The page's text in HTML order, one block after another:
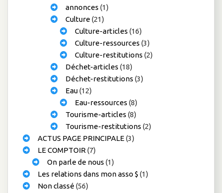
annonces (1)
Culture(21)
Culture-articles (16)
Culture-ressources (3)
Culture-restitutions (2)
Déchet-articles (18)
Déchet-restitutions (3)
Eau(12)
Eau-ressources (8)
Tourisme-articles (8)
Tourisme-restitutions (2)
ACTUS PAGE PRINCIPALE(3)
LE COMPTOIR (7)
On parle de nous (1)
Les relations dans mon asso $ (1)
Non classé(56)